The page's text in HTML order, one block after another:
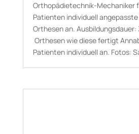
Orthopädietechnik-Mechaniker
Patienten individuell
Orthesen an. Aus­bildungs­dauer:
Orthesen wie diese fertigt
Patienten individuell an. Fotos: